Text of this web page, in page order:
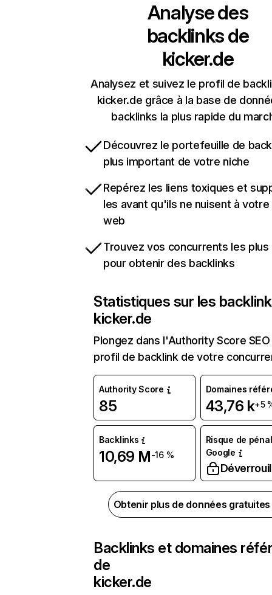
Analyse des
backlinks de
kicker.de
Analysez et suivez le profil de
kicker.de grâce à la base de
backlinks la plus rapide du
Découvrez le portefeuille de
plus important de votre niche
Repérez les liens toxiques et
les avant qu'ils ne nuisent à
web
Trouvez vos concurrents les
pour obtenir des backlinks
Statistiques sur les
kicker.de
Plongez dans l'Authority Score
profil de backlink de votre
Authority Score
85
Domaines
43,76 k+5
Backlinks
10,69 M-16 %
Risque de
Google
Obtenir plus de données
Backlinks et domaines
de
kicker.de